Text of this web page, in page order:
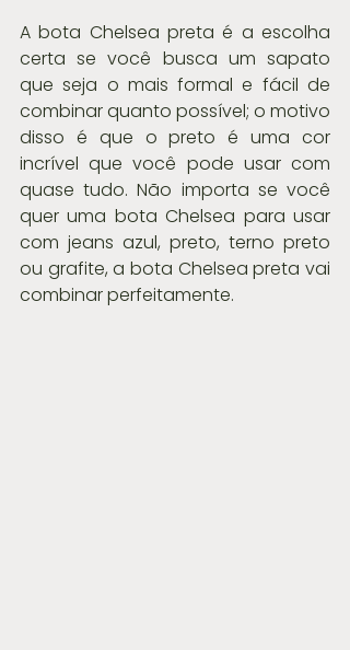
A bota Chelsea preta é a escolha
certa se você busca um sapato
que seja o mais formal e fácil de
combinar quanto possível; o motivo
disso é que o preto é uma cor
incrível que você pode usar com
quase tudo. Não importa se você
quer uma bota Chelsea para usar
com jeans azul, preto, terno preto
ou grafite, a bota Chelsea preta vai
combinar perfeitamente.